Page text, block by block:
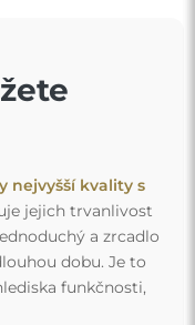
nejvyšší kvality s
jejich trvanlivost
a zrcadlo
dobu. Je to
funkčnosti,